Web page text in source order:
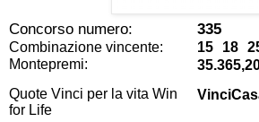
Concorso numero: 335
Combinazione vincente:
15 18
Montepremi:
Quote Vinci per la vita Win
for Life